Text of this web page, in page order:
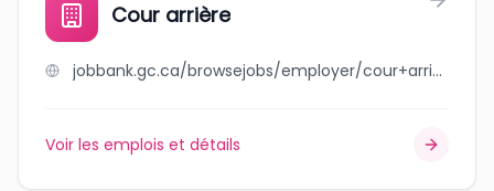
Cour arrière
jobbank.gc.ca/browsejobs/employer/cour+arri%C3%A8re/ca
Voir les emplois et détails